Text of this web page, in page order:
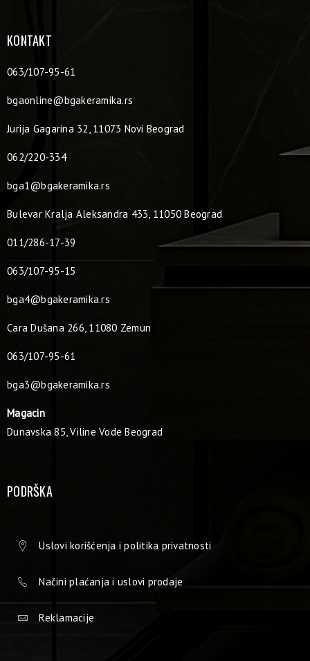
KONTAKT
063/107-95-61
bgaonline@bgakeramika.rs
Jurija Gagarina 32, 11073 Novi Beograd
062/220-334
bga1@bgakeramika.rs
Bulevar Kralja Aleksandra 433, 11050 Beograd
011/286-17-39
063/107-95-15
bga4@bgakeramika.rs
Cara Dušana 266, 11080 Zemun
063/107-95-61
bga3@bgakeramika.rs
Magacin
Dunavska 85, Viline Vode Beograd
PODRŠKA
Uslovi korišćenja i politika privatnosti
Načini plaćanja i uslovi prodaje
Reklamacije